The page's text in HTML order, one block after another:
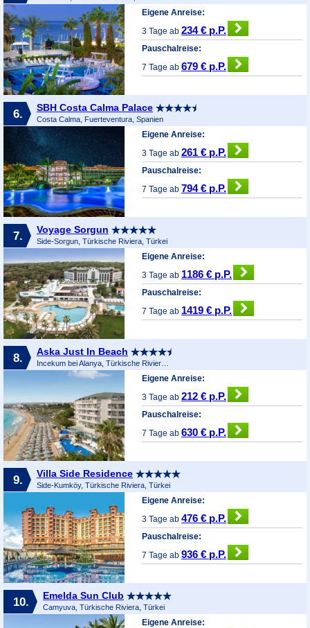
Eigene Anreise:
3 Tage ab234 € p.P.
Pauschalreise:
7 Tage ab679 € p.P.
6. SBH Costa Calma Palace
Costa Calma, Fuerteventura, Spanien
Eigene Anreise:
3 Tage ab261 € p.P.
Pauschalreise:
7 Tage ab 794 € p.P.
7. Voyage Sorgun
Side-Sorgun, Türkische Riviera, Türkei
Eigene Anreise:
3 Tage ab 1186 € p.P.
Pauschalreise:
7 Tage ab 1419 € p.P.
8. Aska Just In Beach
Incekum bei Alanya, Türkische Riviera, Türkei
Eigene Anreise:
3 Tage ab212 € p.P.
Pauschalreise:
7 Tage ab630 € p.P.
9. Villa Side Residence
Side-Kumköy, Türkische Riviera, Türkei
Eigene Anreise:
3 Tage ab476 € p.P.
Pauschalreise:
7 Tage ab936 € p.P.
10. Emelda Sun Club
Camyuva, Türkische Riviera, Türkei
Eigene Anreise: